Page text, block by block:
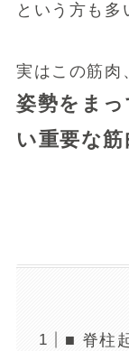
という方も多
実はこの筋肉
姿勢をま
い重要な筋
■ 脊柱